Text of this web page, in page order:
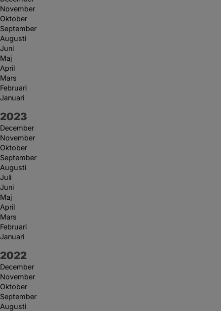
November
Oktober
September
Augusti
Juni
Maj
April
Mars
Februari
Januari
År:
2023
December
November
Oktober
September
Augusti
Juli
Juni
Maj
April
Mars
Februari
Januari
År:
2022
December
November
Oktober
September
Augusti